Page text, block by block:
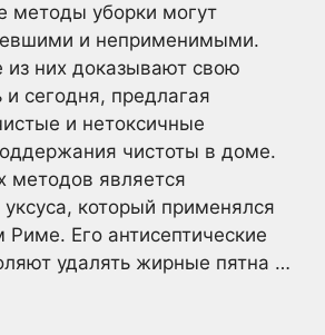
методы уборки могут
и неприменимыми.
из них доказывают свою
и сегодня, предлагая
и нетоксичные
чистоты в доме.
методов является
уксуса, который применялся
Его антисептические
удалять жирные пятна …